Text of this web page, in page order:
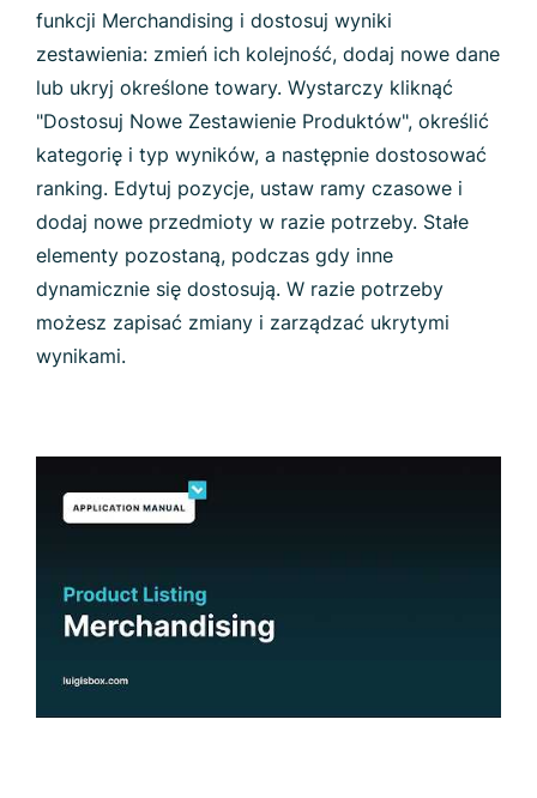
funkcji Merchandising i dostosuj wyniki
zestawienia: zmień ich kolejność, dodaj nowe dane
lub ukryj określone towary. Wystarczy kliknąć
"Dostosuj Nowe Zestawienie Produktów", określić
kategorię i typ wyników, a następnie dostosować
ranking. Edytuj pozycje, ustaw ramy czasowe i
dodaj nowe przedmioty w razie potrzeby. Stałe
elementy pozostaną, podczas gdy inne
dynamicznie się dostosują. W razie potrzeby
możesz zapisać zmiany i zarządzać ukrytymi
wynikami.